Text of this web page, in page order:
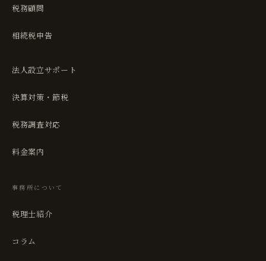
税務顧問
相続税申告
法人設立サポート
決算対策・節税
税務調査対応
料金案内
事務所について
税理士紹介
コラム